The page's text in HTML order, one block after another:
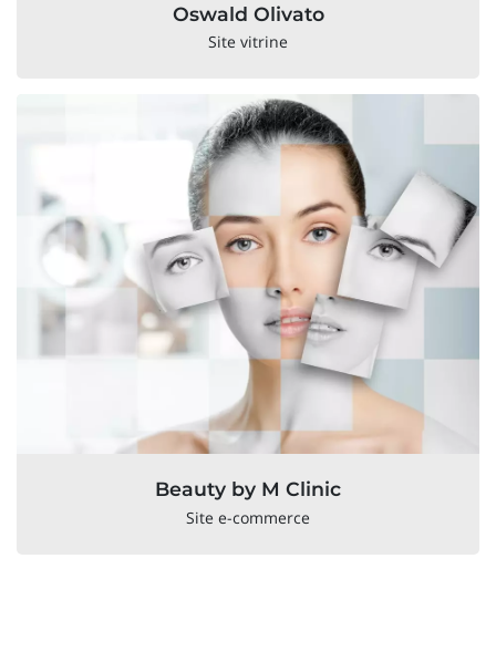
Oswald Olivato
Site vitrine
Beauty by M Clinic
Site e-commerce